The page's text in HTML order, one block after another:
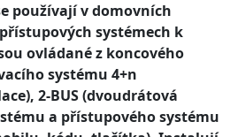
používají v domovních
systémech k
ovládané z koncového
systému 4+n
2-BUS (dvoudrátová
a přístupového systému